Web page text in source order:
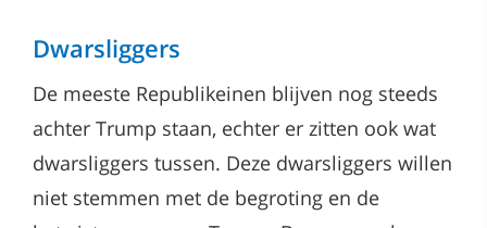
Dwarsliggers
De meeste Republikeinen blijven nog steeds
achter Trump staan, echter er zitten ook wat
dwarsliggers tussen. Deze dwarsliggers willen
niet stemmen met de begroting en de